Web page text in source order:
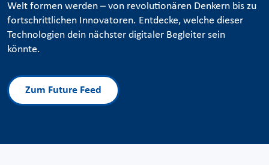
Welt formen werden – von revolutionären Denkern bis zu
fortschrittlichen Innovatoren. Entdecke, welche dieser
Technologien dein nächster digitaler Begleiter sein
könnte.
Zum Future Feed